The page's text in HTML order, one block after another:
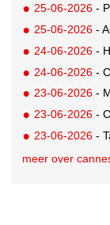
25-06-2026 -
25-06-2026 -
24-06-2026 -
24-06-2026 -
23-06-2026 -
23-06-2026 -
23-06-2026 -
meer over